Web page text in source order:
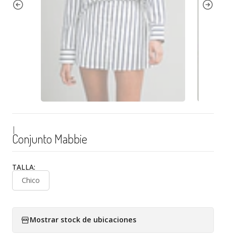
|
Conjunto Mabbie
TALLA:
Chico
Mostrar stock de ubicaciones